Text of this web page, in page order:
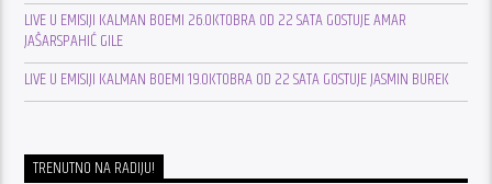
LIVE U EMISIJI KALMAN BOEMI 26.OKTOBRA OD 22 SATA GOSTUJE AMAR
JAŠARSPAHIĆ GILE
LIVE U EMISIJI KALMAN BOEMI 19.OKTOBRA OD 22 SATA GOSTUJE JASMIN BUREK
TRENUTNO NA RADIJU!